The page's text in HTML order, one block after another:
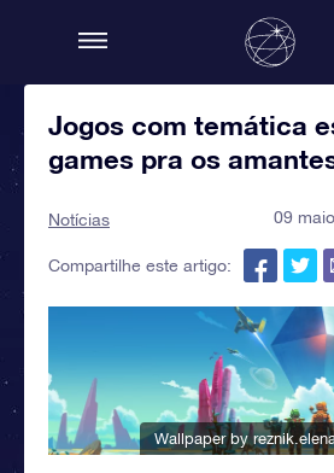
Jogos com temática
games pra os
Notícias 09
Compartilhe este artigo:
Wallpaper by